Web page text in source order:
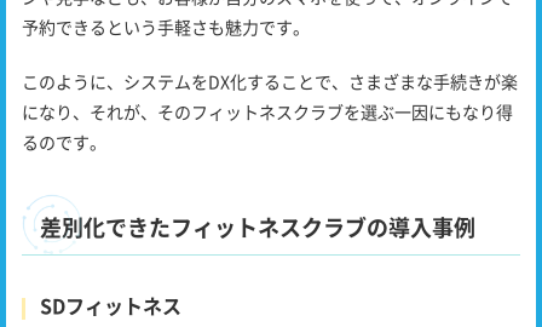
予約できるという手軽さも魅力です。
このように、システムをDX化することで、さまざまな手続きが楽
になり、それが、そのフィットネスクラブを選ぶ一因にもなり得
るのです。
差別化できたフィットネスクラブの導入事例
SDフィットネス